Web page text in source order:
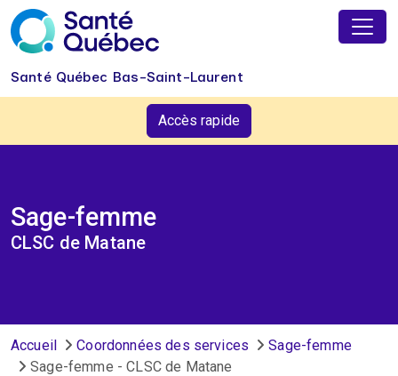
Aller au contenu principal
Santé Québec Bas-Saint-Laurent
Accès rapide
Sage-femme
CLSC de Matane
Fil d'Ariane
Accueil Coordonnées des services
Sage-femme
Sage-femme - CLSC de Matane